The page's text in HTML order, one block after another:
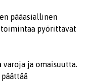
pääasiallinen
pyörittävät
varoja ja omaisuutta.